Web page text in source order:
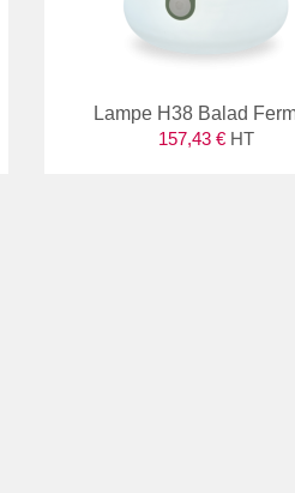
Lampe H38 Balad
157,43 €HT